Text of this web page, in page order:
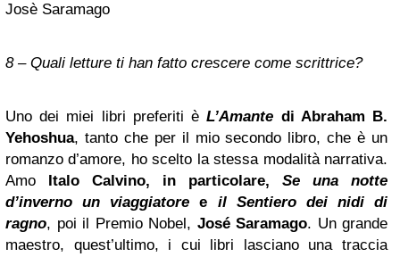
Josè Saramago
8 – Quali letture ti han fatto crescere come scrittrice?
Uno dei miei libri preferiti èL’Amante di Abraham B.
Yehoshua, tanto che per il mio secondo libro, che è un
romanzo d’amore, ho scelto la stessa modalità narrativa.
Amo Italo Calvino, in particolare, Se una notte
d’inverno un viaggiatoree il Sentiero dei nidi di
ragno, poi il Premio Nobel, José Saramago. Un grande
maestro, quest’ultimo, i cui libri lasciano una traccia